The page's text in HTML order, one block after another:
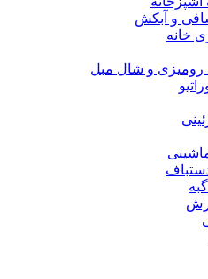
و آبکش
خانه
رومیزی و شال مبل